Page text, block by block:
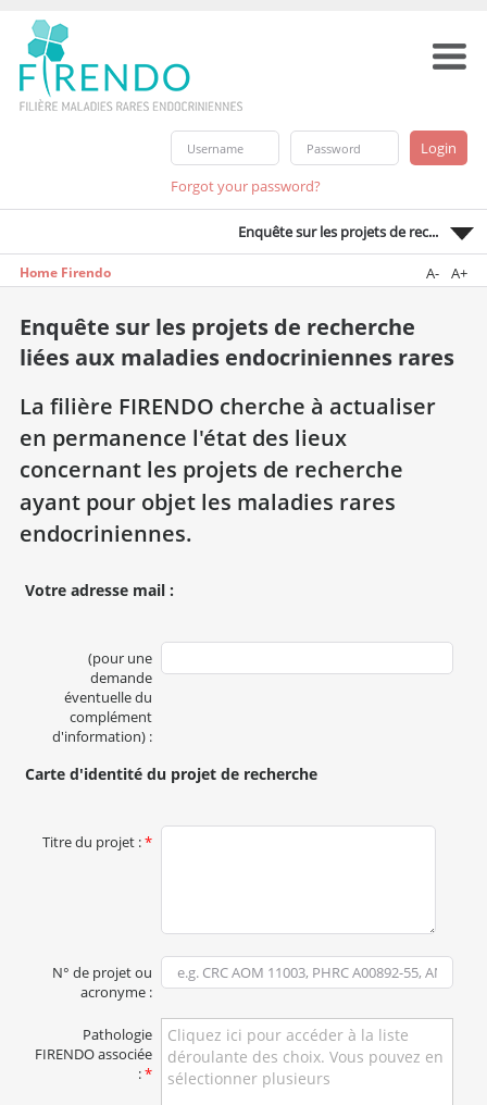
Forgot your password?
Enquête sur les projets de rec...
Home Firendo A- A+
Enquête sur les projets de recherche
liées aux maladies endocriniennes rares
La filière FIRENDO cherche à actualiser
en permanence l'état des lieux
concernant les projets de recherche
ayant pour objet les maladies rares
endocriniennes.
Votre adresse mail :
(pour une
demande
éventuelle du
complément
d'information) :
Carte d'identité du projet de recherche
Titre du projet :*
N° de projet ou
acronyme :
Pathologie
FIRENDO associée
:*
Cliquez ici pour accéder à la liste
déroulante des choix. Vous pouvez en
sélectionner plusieurs